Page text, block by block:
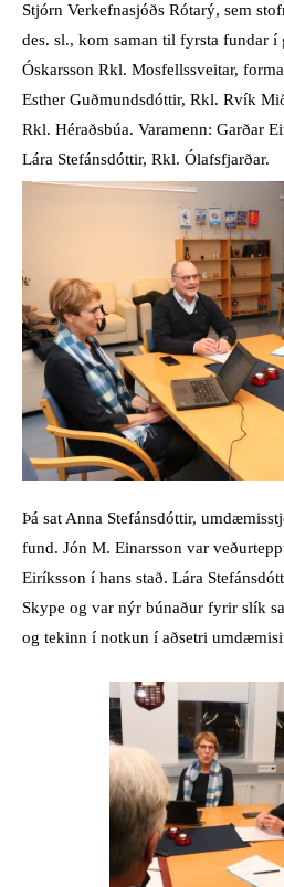
Stjórn Verkefnasjóðs Rótarý, sem
des. sl., kom saman til fyrsta fundar
Óskarsson Rkl. Mosfellssveitar,
Esther Guðmundsdóttir, Rkl. Rvík
Rkl. Héraðsbúa. Varamenn: Garðar
Lára Stefánsdóttir, Rkl. Ólafsfjarðar.
Þá sat Anna Stefánsdóttir,
fund. Jón M. Einarsson var
Eiríksson í hans stað. Lára
Skype og var nýr búnaður fyrir slík
og tekinn í notkun í aðsetri